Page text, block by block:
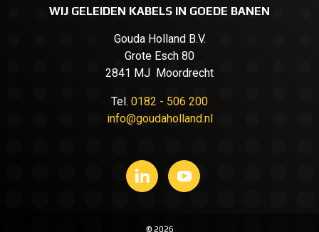
WIJ GELEIDEN KABELS IN GOEDE BANEN
Gouda Holland B.V.
Grote Esch 80
2841 MJ Moordrecht
Tel. 0182 - 506 200
info@goudaholland.nl
© 2026